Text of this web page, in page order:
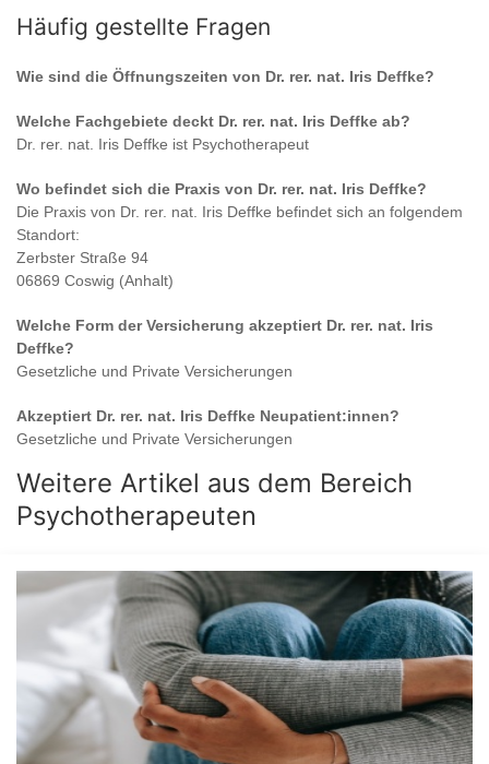
Häufig gestellte Fragen
Wie sind die Öffnungszeiten von Dr. rer. nat. Iris Deffke?
Welche Fachgebiete deckt Dr. rer. nat. Iris Deffke ab?
Dr. rer. nat. Iris Deffke ist Psychotherapeut
Wo befindet sich die Praxis von Dr. rer. nat. Iris Deffke?
Die Praxis von Dr. rer. nat. Iris Deffke befindet sich an folgendem
Standort:
Zerbster Straße 94
06869 Coswig (Anhalt)
Welche Form der Versicherung akzeptiert Dr. rer. nat. Iris
Deffke?
Gesetzliche und Private Versicherungen
Akzeptiert Dr. rer. nat. Iris Deffke Neupatient:innen?
Gesetzliche und Private Versicherungen
Weitere Artikel aus dem Bereich
Psychotherapeuten